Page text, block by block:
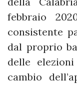
febbraio
consistente
dal proprio
delle
cambio